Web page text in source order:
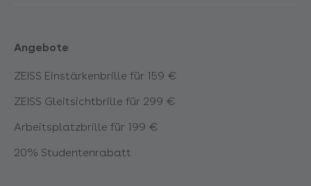
Rastatt
Schorndorf
Angebote
ZEISS Einstärkenbrille für 159 €
ZEISS Gleitsichtbrille für 299 €
Arbeitsplatzbrille für 199 €
20% Studentenrabatt